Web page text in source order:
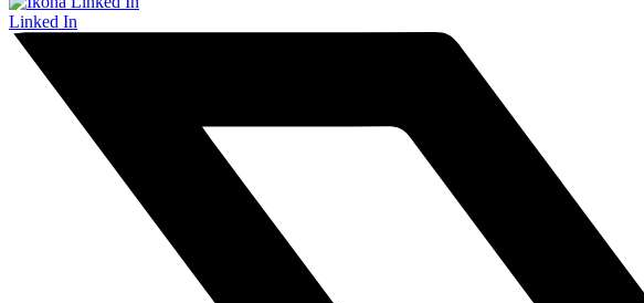
Linked In